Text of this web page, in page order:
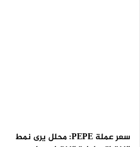
سعر عملة PEPE: محلل يرى نمط